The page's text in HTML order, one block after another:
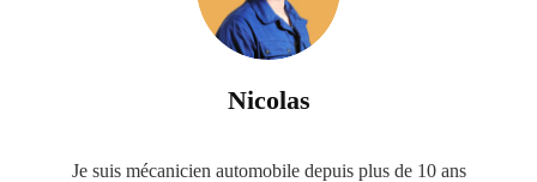
Nicolas
Je suis mécanicien automobile depuis plus de 10 ans